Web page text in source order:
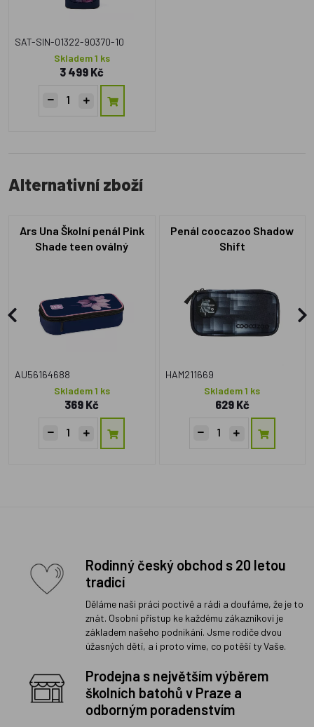
SAT-SIN-01322-90370-10
Skladem 1 ks
3 499 Kč
Alternativní zboží
Ars Una Školní penál Pink
Shade teen oválný
AU56164688
Skladem 1 ks
369 Kč
Penál coocazoo Shadow
Shift
HAM211669
Skladem 1 ks
629 Kč
Rodinný český obchod s 20 letou
tradicí
Děláme naši práci poctivě a rádi a doufáme, že je to
znát. Osobní přístup ke každému zákazníkovi je
základem našeho podnikání. Jsme rodiče dvou
úžasných dětí, a i proto víme, co potěší ty Vaše.
Prodejna s největším výběrem
školních batohů v Praze a
odborným poradenstvím